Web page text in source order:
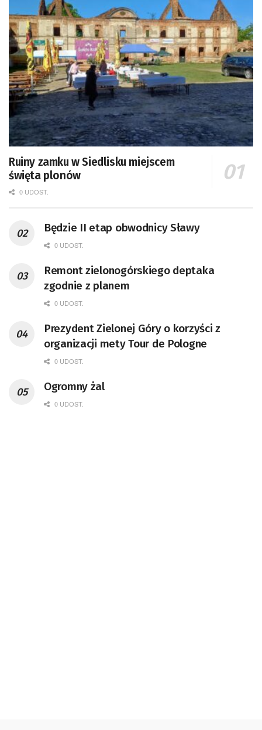
Ruiny zamku w Siedlisku miejscem
święta plonów
0 UDOST.
Będzie II etap obwodnicy Sławy
0 UDOST.
Remont zielonogórskiego deptaka
zgodnie z planem
0 UDOST.
Prezydent Zielonej Góry o korzyści z
organizacji mety Tour de Pologne
0 UDOST.
Ogromny żal
0 UDOST.